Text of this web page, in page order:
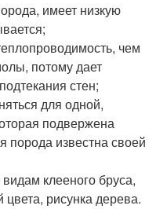
имеет низкую
чем
потому дает
стен;
для одной,
подвержена
известна своей
клееного бруса,
цвета, рисунка дерева.